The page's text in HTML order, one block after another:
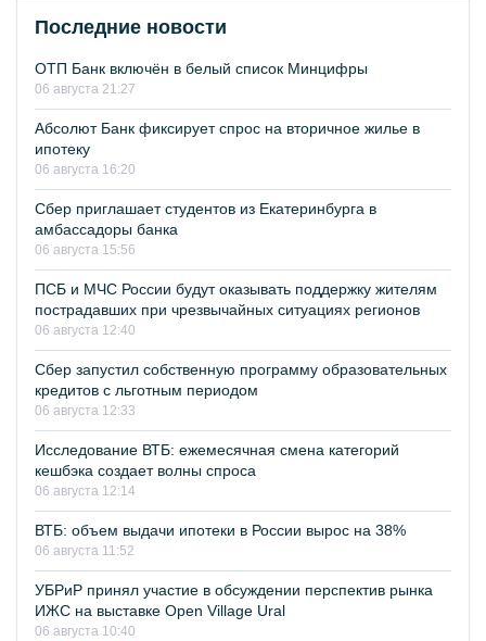
Последние новости
ОТП Банк включён в белый список Минцифры
06 августа 21:27
Абсолют Банк фиксирует спрос на вторичное жилье в
ипотеку
06 августа 16:20
Сбер приглашает студентов из Екатеринбурга в
амбассадоры банка
06 августа 15:56
ПСБ и МЧС России будут оказывать поддержку жителям
пострадавших при чрезвычайных ситуациях регионов
06 августа 12:40
Сбер запустил собственную программу образовательных
кредитов с льготным периодом
06 августа 12:33
Исследование ВТБ: ежемесячная смена категорий
кешбэка создает волны спроса
06 августа 12:14
ВТБ: объем выдачи ипотеки в России вырос на 38%
06 августа 11:52
УБРиР принял участие в обсуждении перспектив рынка
ИЖС на выставке Open Village Ural
06 августа 10:40